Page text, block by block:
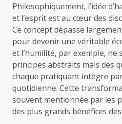
Philosophiquement, l’idée
et l’esprit est au cœur des
Ce concept dépasse
pour devenir une véritable
et l’humilité, par exemple, ne
principes abstraits mais des
chaque pratiquant intègre
quotidienne. Cette
souvent mentionnée par les
des plus grands bénéfices